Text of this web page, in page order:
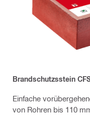
Brandschutzsstein
Einfache
von Rohren bis 110